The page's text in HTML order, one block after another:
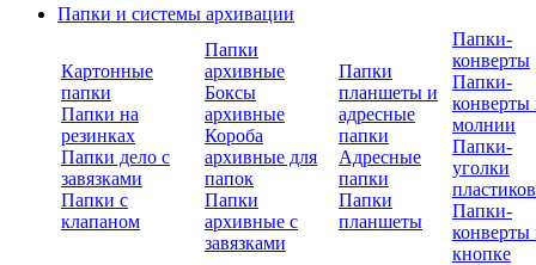
Папки и системы архивации
Картонные
папки
Папки на
резинках
Папки дело с
завязками
Папки с
клапаном
Папки
архивные
Боксы
архивные
Короба
архивные для
папок
Папки
архивные с
завязками
Папки
планшеты и
адресные
папки
Адресные
папки
Папки
планшеты
Папки-
конверты
Папки-
конверты
молнии
Папки-
уголки
Папки-
конверты
кнопке